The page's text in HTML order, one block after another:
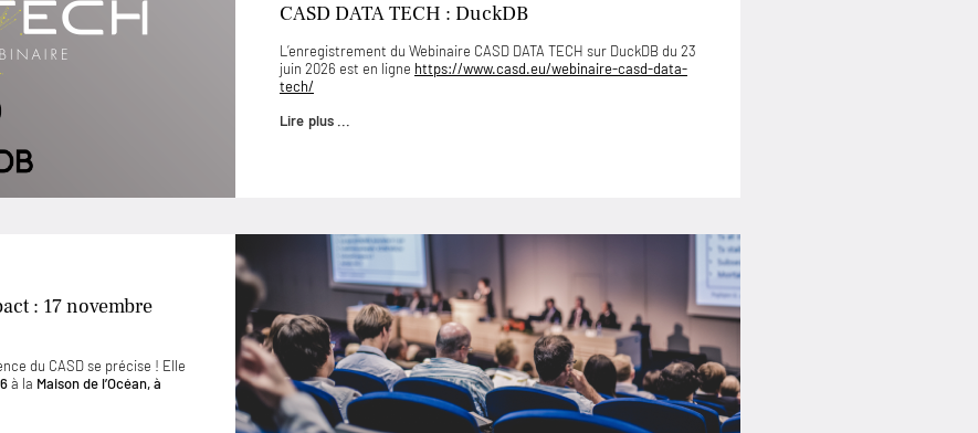
CASD DATA TECH : DuckDB
L’enregistrement du Webinaire CASD DATA TECH sur DuckDB du 23
juin 2026 est en ligne https://www.casd.eu/webinaire-casd-data-
tech/
Lire plus ...
: 17 novembre
du CASD se précise ! Elle
à la Maison de l’Océan, à